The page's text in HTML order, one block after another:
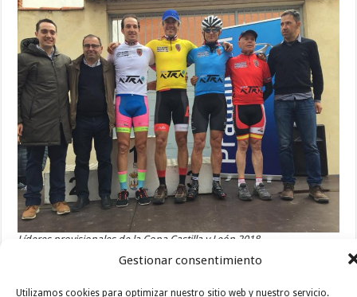
Gestionar consentimiento
Utilizamos cookies para optimizar nuestro sitio web y nuestro servicio.
Líderes provisionales de la Copa Castilla y León 2018
Máster 30
Máster 40